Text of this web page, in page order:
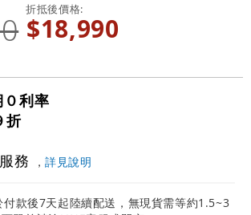
折抵後價格
$18,990
利率
折
務 ，詳見說明
款後7天起陸續配送，無現貨需等約1.5~3